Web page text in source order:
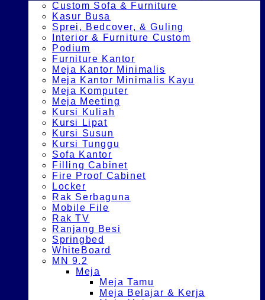
Custom Sofa & Furniture
Kasur Busa
Sprei, Bedcover, & Guling
Interior & Furniture Custom
Podium
Furniture Kantor
Meja Kantor Minimalis
Meja Kantor Minimalis Kayu
Meja Komputer
Meja Meeting
Kursi Kuliah
Kursi Lipat
Kursi Susun
Kursi Tunggu
Sofa Kantor
Filling Cabinet
Fire Proof Cabinet
Locker
Rak Serbaguna
Mobile File
Rak TV
Ranjang Besi
Springbed
WhiteBoard
MN 9.2
Meja
Meja Tamu
Meja Belajar & Kerja